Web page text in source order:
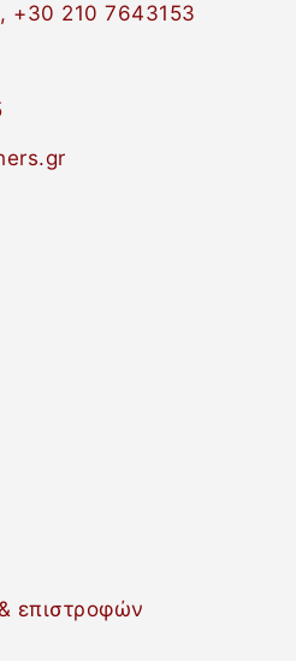
+30 210 7643153
επιστροφών